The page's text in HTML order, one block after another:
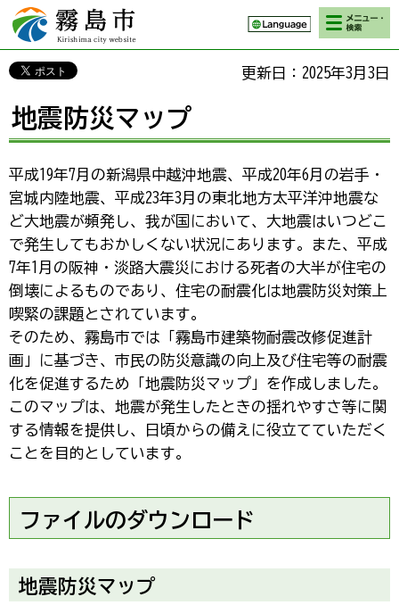
霧島市 Kirishima
city website
検索・メニ
ュー
更新日：2025年3月3日
地震防災マップ
平成19年7月の新潟県中越沖地震、平成20年6月の岩手・
宮城内陸地震、平成23年3月の東北地方太平洋沖地震な
ど大地震が頻発し、我が国において、大地震はいつどこ
で発生してもおかしくない状況にあります。また、平成
7年1月の阪神・淡路大震災における死者の大半が住宅の
倒壊によるものであり、住宅の耐震化は地震防災対策上
喫緊の課題とされています。
そのため、霧島市では「霧島市建築物耐震改修促進計
画」に基づき、市民の防災意識の向上及び住宅等の耐震
化を促進するため「地震防災マップ」を作成しました。
このマップは、地震が発生したときの揺れやすさ等に関
する情報を提供し、日頃からの備えに役立てていただく
ことを目的としています。
ファイルのダウンロード
地震防災マップ